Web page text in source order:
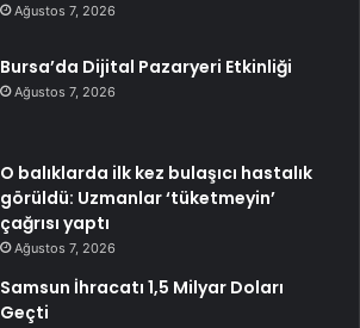
Ağustos 7, 2026
Bursa’da Dijital Pazaryeri Etkinliği
Ağustos 7, 2026
O balıklarda ilk kez bulaşıcı hastalık
görüldü: Uzmanlar ‘tüketmeyin’
çağrısı yaptı
Ağustos 7, 2026
Samsun İhracatı 1,5 Milyar Doları
Geçti